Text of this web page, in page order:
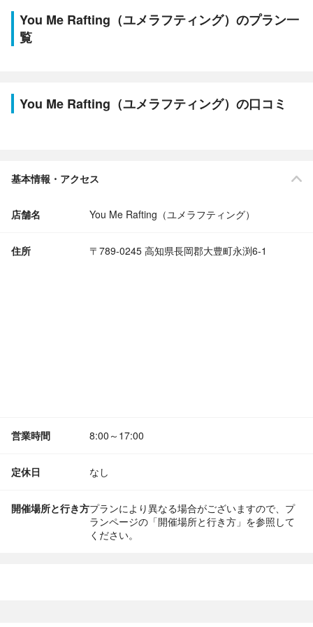
You Me Rafting（ユメラフティング）のプラン一
覧
You Me Rafting（ユメラフティング）の口コミ
基本情報・アクセス
店舗名 You Me Rafting（ユメラフティング）
住所 〒789-0245 高知県長岡郡大豊町永渕6-1
営業時間 8:00～17:00
定休日 なし
開催場所と行き方プランにより異なる場合がございますので、プ
ランページの「開催場所と行き方」を参照して
ください。